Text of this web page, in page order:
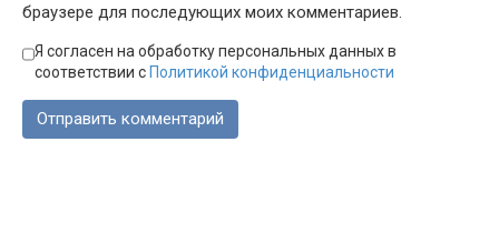
браузере для последующих моих комментариев.
Я согласен на обработку персональных данных в
соответствии с Политикой конфиденциальности